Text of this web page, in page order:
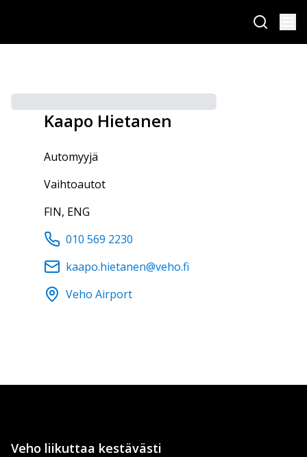
Kaapo Hietanen
automyyjä
Vaihtoautot
FIN, ENG
010 569 2230
kaapo.hietanen@veho.fi
Veho Airport
Veho liikuttaa kestävästi